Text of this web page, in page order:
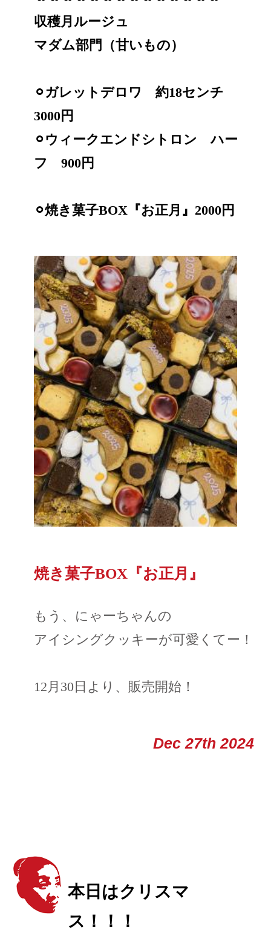
収穫月ルージュ
マダム部門（甘いもの）
⚪︎ガレットデロワ 約18センチ
3000円
⚪︎ウィークエンドシトロン ハー
フ 900円
⚪︎焼き菓子BOX『お正月』2000円
焼き菓子BOX『お正月』
もう、にゃーちゃんの
アイシングクッキーが可愛くてー！
12月30日より、販売開始！
Dec 27th 2024
本日はクリスマ
ス！！！